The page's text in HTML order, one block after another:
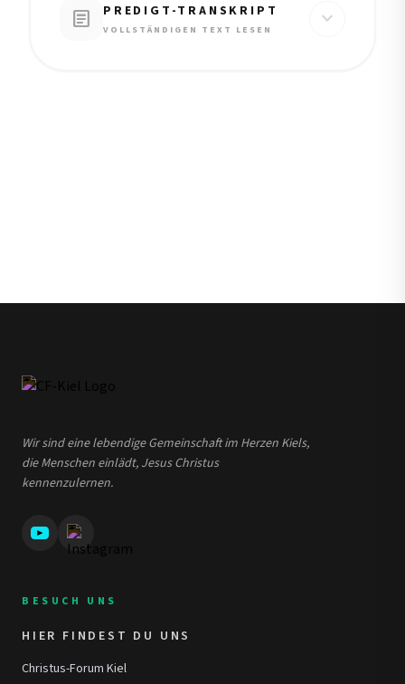
article PREDIGT-TRANSKRIPT
VOLLSTÄNDIGEN TEXT LESEN expand_more
Wir sind eine lebendige Gemeinschaft im Herzen Kiels,
die Menschen einlädt, Jesus Christus
kennenzulernen.
BESUCH UNS
HIER FINDEST DU UNS
Christus-Forum Kiel